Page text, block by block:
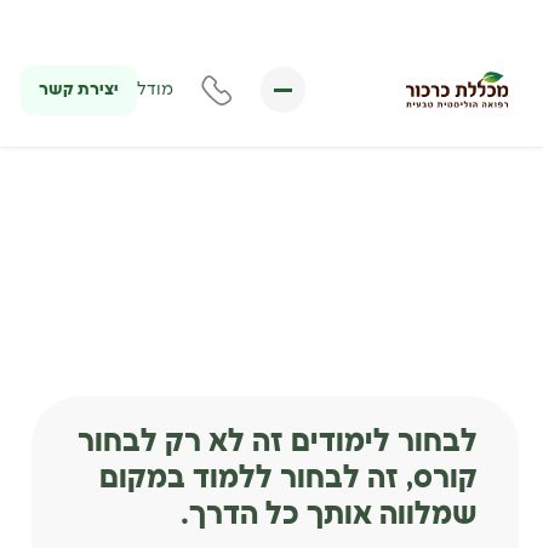
מודל יצירת קשר
לבחור לימודים זה לא רק לבחור
קורס, זה לבחור ללמוד במקום
שמלווה אותך כל הדרך.